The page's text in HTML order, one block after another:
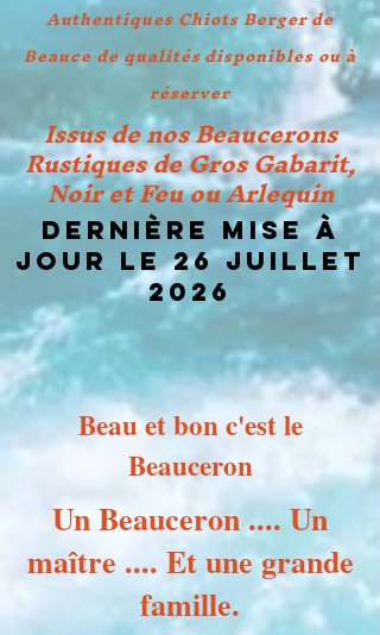
Authentiques Chiots Berger de
Beauce de qualités disponibles ou à
réserver
Issus de nos Beaucerons
Rustiques de Gros Gabarit,
Noir et Feu ou Arlequin
Dernière mise à
jour le 26 JUILLET
2026
Beau et bon c'est le
Beauceron
Un Beauceron .... Un
maître .... Et une grande
famille.